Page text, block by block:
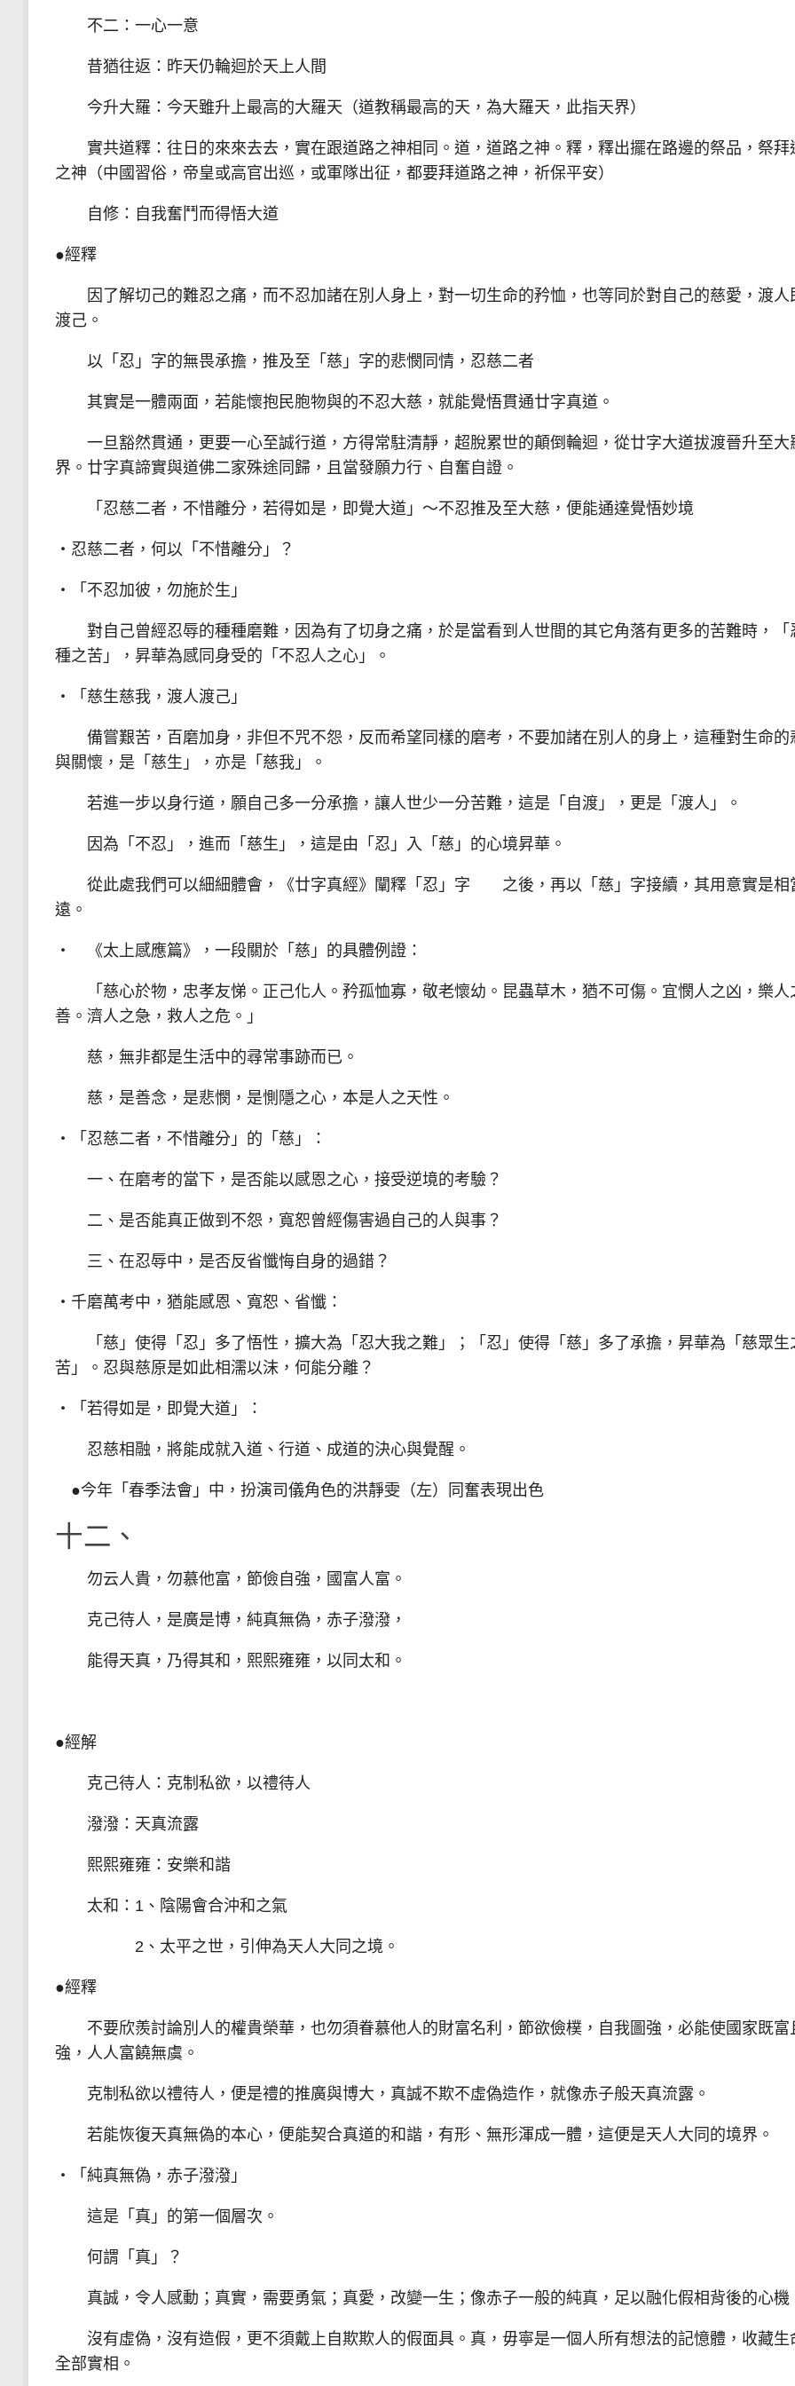
不二：一心一意
昔猶往返：昨天仍輪迴於天上人間
今升大羅：今天雖升上最高的大羅天（道教稱最高的天，為大羅天，此指天界）
實共道釋：往日的來來去去，實在跟道路之神相同。道，道路之神。釋，釋出擺在路邊的祭品，祭拜
之神（中國習俗，帝皇或高官出巡，或軍隊出征，都要拜道路之神，祈保平安）
自修：自我奮鬥而得悟大道
●經釋
因了解切己的難忍之痛，而不忍加諸在別人身上，對一切生命的矜恤，也等同於對自己的慈愛，渡人
渡己。
以「忍」字的無畏承擔，推及至「慈」字的悲憫同情，忍慈二者
其實是一體兩面，若能懷抱民胞物與的不忍大慈，就能覺悟貫通廿字真道。
一旦豁然貫通，更要一心至誠行道，方得常駐清靜，超脫累世的顛倒輪迴，從廿字大道拔渡晉升至大
界。廿字真諦實與道佛二家殊途同歸，且當發願力行、自奮自證。
「忍慈二者，不惜離分，若得如是，即覺大道」～不忍推及至大慈，便能通達覺悟妙境
‧忍慈二者，何以「不惜離分」？
‧「不忍加彼，勿施於生」
對自己曾經忍辱的種種磨難，因為有了切身之痛，於是當看到人世間的其它角落有更多的苦難時，「
種之苦」，昇華為感同身受的「不忍人之心」。
‧「慈生慈我，渡人渡己」
備嘗艱苦，百磨加身，非但不咒不怨，反而希望同樣的磨考，不要加諸在別人的身上，這種對生命的
與關懷，是「慈生」，亦是「慈我」。
若進一步以身行道，願自己多一分承擔，讓人世少一分苦難，這是「自渡」，更是「渡人」。
因為「不忍」，進而「慈生」，這是由「忍」入「慈」的心境昇華。
從此處我們可以細細體會，《廿字真經》闡釋「忍」字 之後，再以「慈」字接續，其用意實是相
遠。
‧ 《太上感應篇》，一段關於「慈」的具體例證：
「慈心於物，忠孝友悌。正己化人。矜孤恤寡，敬老懷幼。昆蟲草木，猶不可傷。宜憫人之凶，樂人
善。濟人之急，救人之危。」
慈，無非都是生活中的尋常事跡而已。
慈，是善念，是悲憫，是惻隱之心，本是人之天性。
‧「忍慈二者，不惜離分」的「慈」：
一、在磨考的當下，是否能以感恩之心，接受逆境的考驗？
二、是否能真正做到不怨，寬恕曾經傷害過自己的人與事？
三、在忍辱中，是否反省懺悔自身的過錯？
‧千磨萬考中，猶能感恩、寬恕、省懺：
「慈」使得「忍」多了悟性，擴大為「忍大我之難」；「忍」使得「慈」多了承擔，昇華為「慈眾生
苦」。忍與慈原是如此相濡以沫，何能分離？
‧「若得如是，即覺大道」：
忍慈相融，將能成就入道、行道、成道的決心與覺醒。
●今年「春季法會」中，扮演司儀角色的洪靜雯（左）同奮表現出色
十二、
勿云人貴，勿慕他富，節儉自強，國富人富。
克己待人，是廣是博，純真無偽，赤子潑潑，
能得天真，乃得其和，熙熙雍雍，以同太和。
●經解
克己待人：克制私欲，以禮待人
潑潑：天真流露
熙熙雍雍：安樂和諧
太和：1、陰陽會合沖和之氣
2、太平之世，引伸為天人大同之境。
●經釋
不要欣羨討論別人的權貴榮華，也勿須眷慕他人的財富名利，節欲儉樸，自我圖強，必能使國家既富
強，人人富饒無虞。
克制私欲以禮待人，便是禮的推廣與博大，真誠不欺不虛偽造作，就像赤子般天真流露。
若能恢復天真無偽的本心，便能契合真道的和諧，有形、無形渾成一體，這便是天人大同的境界。
‧「純真無偽，赤子潑潑」
這是「真」的第一個層次。
何謂「真」？
真誠，令人感動；真實，需要勇氣；真愛，改變一生；像赤子一般的純真，足以融化假相背後的心機
沒有虛偽，沒有造假，更不須戴上自欺欺人的假面具。真，毋寧是一個人所有想法的記憶體，收藏生
全部實相。